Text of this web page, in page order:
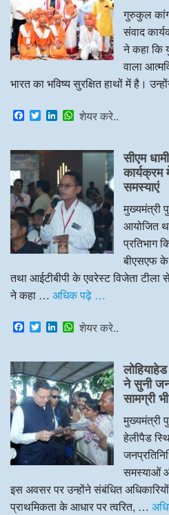
गुरुकुल
संवाद
ने कहा कि
वाला
भारत का भविष्य सुरक्षित हाथों में है।
F
a
e
b
o
o
k
T
w
t
e
r
L
k
e
d
I
n
W
t
A
p
p
शेयर करे..
सीएम
कार्यक्रम
समस्याएं
मुख्यमंत्री
आयोजित
प्रतिभाग
बीएसएफ के
तथा आईटीबीपी के एवरेस्ट विजेता टीला
ने कहा … अधिक पढ़े …
F
a
e
b
o
o
k
T
w
t
t
e
r
L
k
e
d
I
n
W
t
s
A
p
p
शेयर करे..
ने सुनी
सामग्री
मुख्यमंत्री
हेलीपैड
समस्याओं
इस अवसर पर उन्होंने संबंधित
प्राथमिकता के आधार पर त्वरित, …